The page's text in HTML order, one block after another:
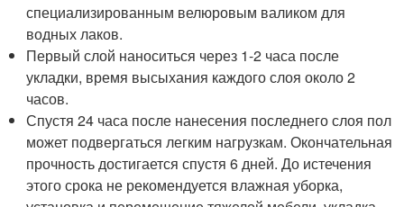
специализированным велюровым валиком для
водных лаков.
Первый слой наноситься через 1-2 часа после
укладки, время высыхания каждого слоя около 2
часов.
Спустя 24 часа после нанесения последнего слоя пол
может подвергаться легким нагрузкам. Окончательная
прочность достигается спустя 6 дней. До истечения
этого срока не рекомендуется влажная уборка,